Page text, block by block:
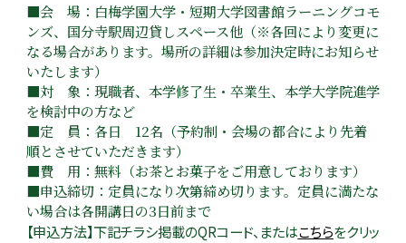
■会 場：白梅学園大学・短期大学図書館ラーニングコモ
ンズ、国分寺駅周辺貸しスペース他（※各回により変更に
なる場合があります。場所の詳細は参加決定時にお知らせ
いたします）
■対象： 現職者、本学修了生・卒業生、本学大学院進学
を検討中の方など
■定 員：各日 12名（予約制・会場の都合により先着
順とさせていただきます）
■費用：無料（お茶とお菓子をご用意しております）
■申込締切：定員になり次第締め切ります。定員に満たな
い場合は各開講日の3日前まで
【申込方法】下記チラシ掲載のQRコード、またはこちらをクリッ